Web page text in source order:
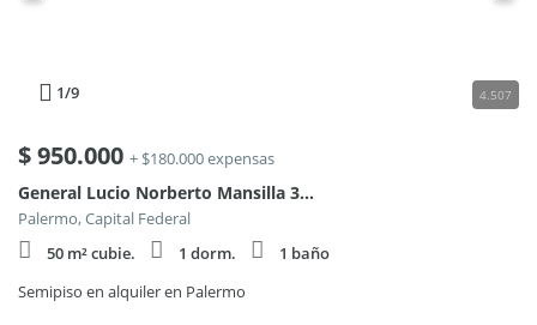
1/9 4.507
$950.000 + $180.000 expensas
General Lucio Norberto Mansilla 3600, Piso 4
Palermo, Capital Federal
50 m² cubie.
1 dorm.
1 baño
Semipiso en alquiler en Palermo